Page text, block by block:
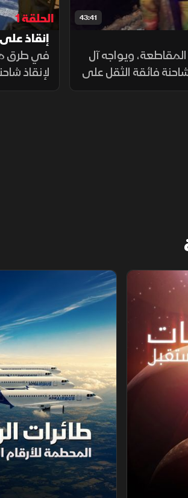
43:41
ويواجه آل
فائقة الثقل على
جون دودز إزالة
الحلقة 1
إنقاذ
في طرق
لإنقاذ
تقنيات
الغابة
ومساحة
طائرات الركاب ‫المحطمة للأرقام